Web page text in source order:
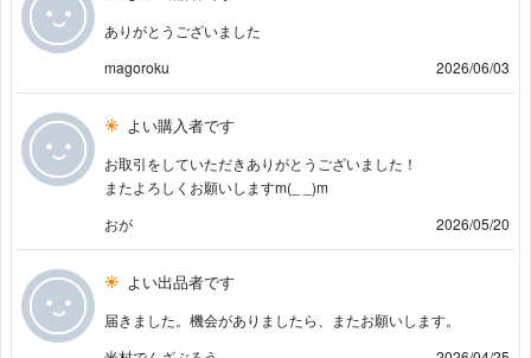
ありがとうございました
magoroku
2026/06/03
よい購入者です
お取引をしていただきありがとうございました！
またよろしくお願いしますm(_ _)m
おが
2026/05/20
よい出品者です
届きました。機会がありましたら、またお願いします。